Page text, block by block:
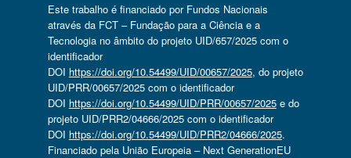
Este trabalho é financiado por Fundos Nacionais
através da FCT – Fundação para a Ciência e a
Tecnologia no âmbito do projeto UID/657/2025 com o
identificador
DOI https://doi.org/10.54499/UID/00657/2025, do projeto
UID/PRR/00657/2025 com o identificador
DOI https://doi.org/10.54499/UID/PRR/00657/2025e do
projeto UID/PRR2/04666/2025 com o identificador
DOI https://doi.org/10.54499/UID/PRR2/04666/2025.
Financiado pela União Europeia – Next GenerationEU